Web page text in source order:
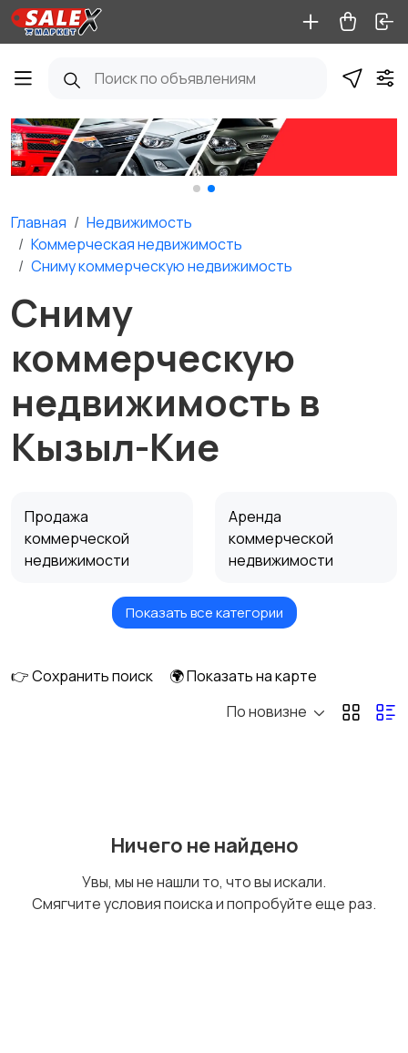
Главная
Недвижимость
Коммерческая недвижимость
Сниму коммерческую недвижимость
Сниму
коммерческую
недвижимость в
Кызыл-Кие
Продажа
коммерческой
недвижимости
Аренда
коммерческой
недвижимости
Сниму коммерческуюПоказать все категории
👉 Сохранить поиск
🌍 Показать на карте
По новизне
Ничего не найдено
Увы, мы не нашли то, что вы искали.
Смягчите условия поиска и попробуйте еще раз.